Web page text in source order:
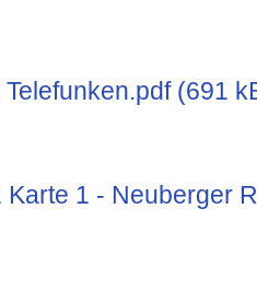
(691
Karte 1 - Neuberger